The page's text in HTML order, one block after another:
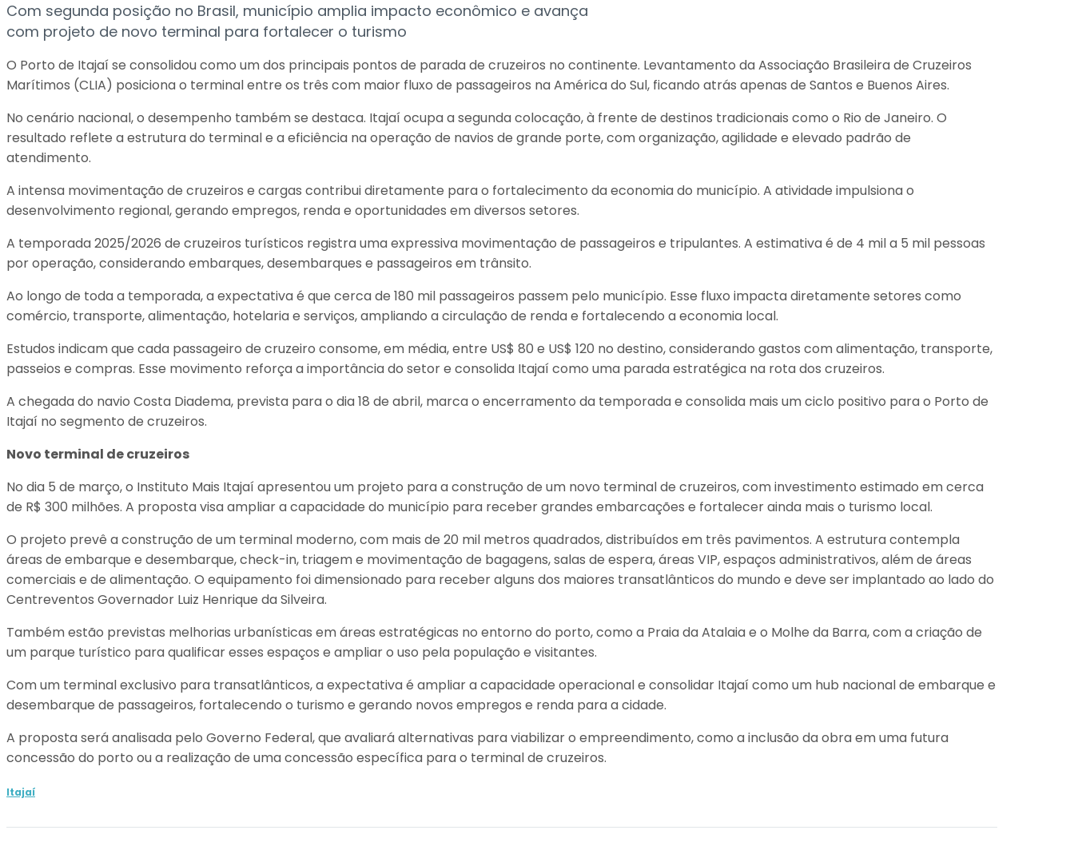
Com segunda posição no Brasil, município amplia impacto econômico e avança
com projeto de novo terminal para fortalecer o turismo
O Porto de Itajaí se consolidou como um dos principais pontos de parada de cruzeiros no continente. Levantamento da Associação Brasileira de Cruzeiros
Marítimos (CLIA) posiciona o terminal entre os três com maior fluxo de passageiros na América do Sul, ficando atrás apenas de Santos e Buenos Aires.
No cenário nacional, o desempenho também se destaca. Itajaí ocupa a segunda colocação, à frente de destinos tradicionais como o Rio de Janeiro. O
resultado reflete a estrutura do terminal e a eficiência na operação de navios de grande porte, com organização, agilidade e elevado padrão de
atendimento.
A intensa movimentação de cruzeiros e cargas contribui diretamente para o fortalecimento da economia do município. A atividade impulsiona o
desenvolvimento regional, gerando empregos, renda e oportunidades em diversos setores.
A temporada 2025/2026 de cruzeiros turísticos registra uma expressiva movimentação de passageiros e tripulantes. A estimativa é de 4 mil a 5 mil pessoas
por operação, considerando embarques, desembarques e passageiros em trânsito.
Ao longo de toda a temporada, a expectativa é que cerca de 180 mil passageiros passem pelo município. Esse fluxo impacta diretamente setores como
comércio, transporte, alimentação, hotelaria e serviços, ampliando a circulação de renda e fortalecendo a economia local.
Estudos indicam que cada passageiro de cruzeiro consome, em média, entre US$ 80 e US$ 120 no destino, considerando gastos com alimentação, transporte,
passeios e compras. Esse movimento reforça a importância do setor e consolida Itajaí como uma parada estratégica na rota dos cruzeiros.
A chegada do navio Costa Diadema, prevista para o dia 18 de abril, marca o encerramento da temporada e consolida mais um ciclo positivo para o Porto de
Itajaí no segmento de cruzeiros.
Novo terminal de cruzeiros
No dia 5 de março, o Instituto Mais Itajaí apresentou um projeto para a construção de um novo terminal de cruzeiros, com investimento estimado em cerca
de R$ 300 milhões. A proposta visa ampliar a capacidade do município para receber grandes embarcações e fortalecer ainda mais o turismo local.
O projeto prevê a construção de um terminal moderno, com mais de 20 mil metros quadrados, distribuídos em três pavimentos. A estrutura contempla
áreas de embarque e desembarque, check-in, triagem e movimentação de bagagens, salas de espera, áreas VIP, espaços administrativos, além de áreas
comerciais e de alimentação. O equipamento foi dimensionado para receber alguns dos maiores transatlânticos do mundo e deve ser implantado ao lado do
Centreventos Governador Luiz Henrique da Silveira.
Também estão previstas melhorias urbanísticas em áreas estratégicas no entorno do porto, como a Praia da Atalaia e o Molhe da Barra, com a criação de
um parque turístico para qualificar esses espaços e ampliar o uso pela população e visitantes.
Com um terminal exclusivo para transatlânticos, a expectativa é ampliar a capacidade operacional e consolidar Itajaí como um hub nacional de embarque e
desembarque de passageiros, fortalecendo o turismo e gerando novos empregos e renda para a cidade.
A proposta será analisada pelo Governo Federal, que avaliará alternativas para viabilizar o empreendimento, como a inclusão da obra em uma futura
concessão do porto ou a realização de uma concessão específica para o terminal de cruzeiros.
Itajaí